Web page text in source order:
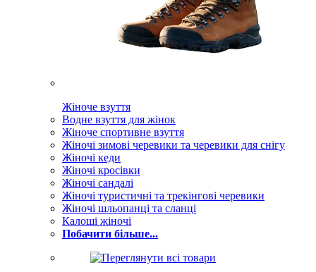
Жіноче взуття
Водне взуття для жінок
Жіноче спортивне взуття
Жіночі зимові черевики та черевики для снігу
Жіночі кеди
Жіночі кросівки
Жіночі сандалі
Жіночі туристичні та трекінгові черевики
Жіночі шльопанці та сланці
Калоші жіночі
Побачити більше...